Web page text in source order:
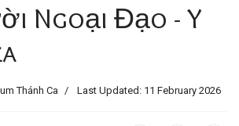
Ngoại Đạo - Y
Thánh Ca Last Updated: 11 February 2026